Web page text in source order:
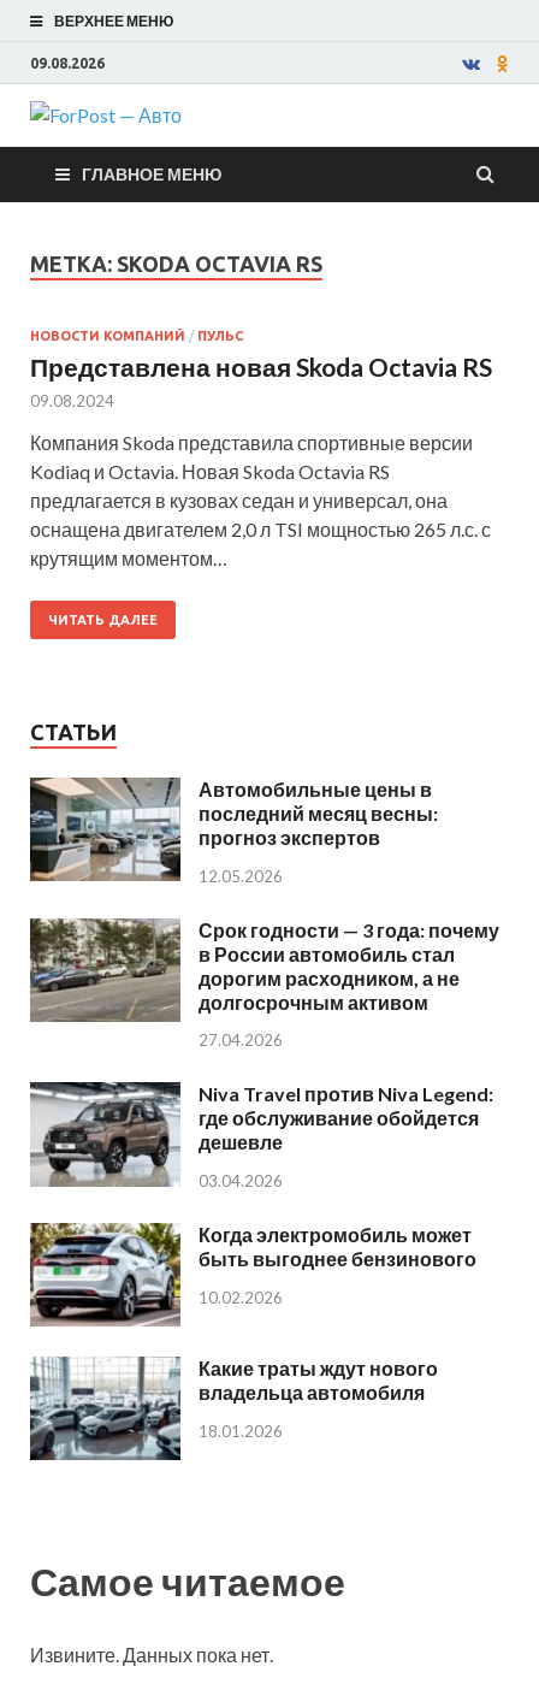
ВЕРХНЕЕ МЕНЮ
09.08.2026
ForPost —
Авто
ГЛАВНОЕ МЕНЮ
МЕТКА: SKODA OCTAVIA RS
НОВОСТИ КОМПАНИЙ / ПУЛЬС
Представлена новая Skoda Octavia RS
09.08.2024
Компания Skoda представила спортивные версии
Kodiaq и Octavia. Новая Skoda Octavia RS
предлагается в кузовах седан и универсал, она
оснащена двигателем 2,0 л TSI мощностью 265 л.с. с
крутящим моментом…
ЧИТАТЬ ДАЛЕЕ
СТАТЬИ
Автомобильные цены в
последний месяц весны:
прогноз экспертов
12.05.2026
Срок годности — 3 года: почему
в России автомобиль стал
дорогим расходником, а не
долгосрочным активом
27.04.2026
Niva Travel против Niva Legend:
где обслуживание обойдется
дешевле
03.04.2026
Когда электромобиль может
быть выгоднее бензинового
10.02.2026
Какие траты ждут нового
владельца автомобиля
18.01.2026
Самое читаемое
Извините. Данных пока нет.